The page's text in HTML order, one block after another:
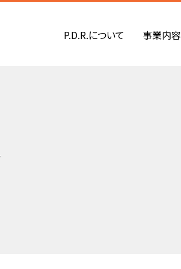
P.D.R.について 事業内容